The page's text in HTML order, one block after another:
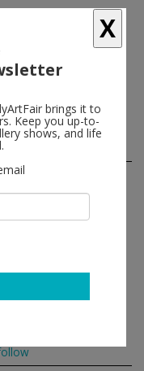
Nov 18, 2023
X
brings it to
Keep you up-to-
shows, and life